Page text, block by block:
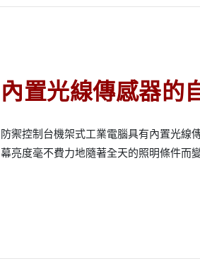
內置光線傳感器的
防禦控制台機架式工業電腦具有內置光線
幕亮度毫不費力地隨著全天的照明條件而